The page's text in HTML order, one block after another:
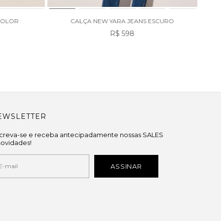
CALÇA NEW YARA JEANS ESCURO
R$ 598
se e receba antecipadamente nossas SALES